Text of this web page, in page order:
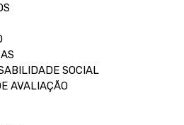
SOCIAL
AVALIAÇÃO